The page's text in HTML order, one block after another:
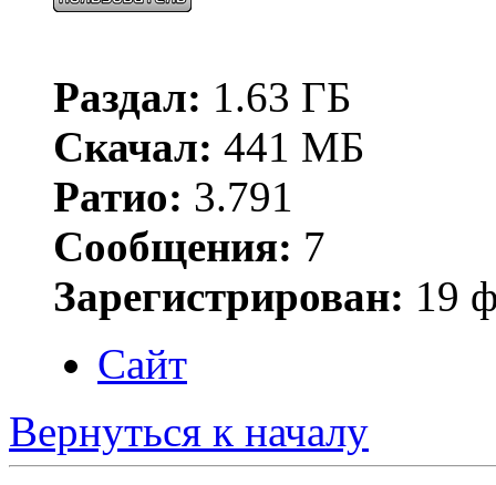
Раздал: 1.63 ГБ
Скачал: 441 МБ
Ратио: 3.791
Сообщения: 7
Зарегистрирован: 19
Сайт
Вернуться к началу